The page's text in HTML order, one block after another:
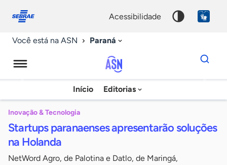
conosco
acessibilidade
Você está na ASN Paraná
Agência
Sebrae
Notícias
Início Editorias
Dados
para
chave
Inovação & Tecnologia
Startups paranaenses apresentarão soluções
na Holanda
NetWord Agro, de Palotina e Datlo, de Maringá,